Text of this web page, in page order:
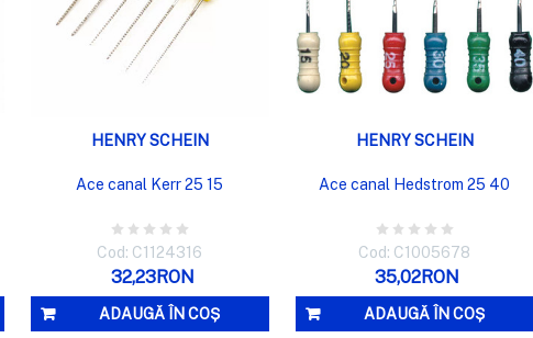
HENRY SCHEIN
Ace canal Kerr 25 15
Cod: C1124316
32,23RON
ADAUGĂ ÎN COȘ
HENRY SCHEIN
Ace canal Hedstrom 25 40
Cod: C1005678
35,02RON
ADAUGĂ ÎN COȘ